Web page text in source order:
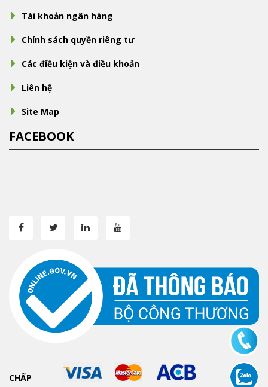
Tài khoản ngân hàng
Chính sách quyền riêng tư
Các điều kiện và điều khoản
Liên hệ
Site Map
FACEBOOK
CHẤP